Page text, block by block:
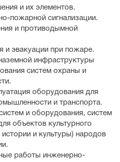
и их элементов.
пожарной сигнализации.
и противодымной
и эвакуации при пожаре.
инфраструктуры
систем охраны и
оборудования для
и транспорта.
и оборудования, систем
объектов культурного
и культуры) народов
работы инженерно-